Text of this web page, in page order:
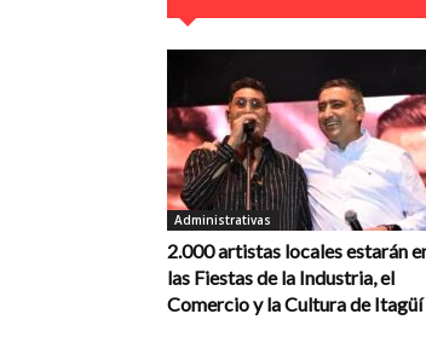
Administrativas
2.000 artistas locales estarán
las Fiestas de la Industria, el
Comercio y la Cultura de Itagüí